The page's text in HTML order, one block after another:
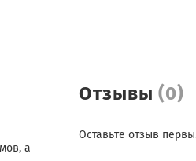
Отзывы(0)
Оставьте отзыв
а